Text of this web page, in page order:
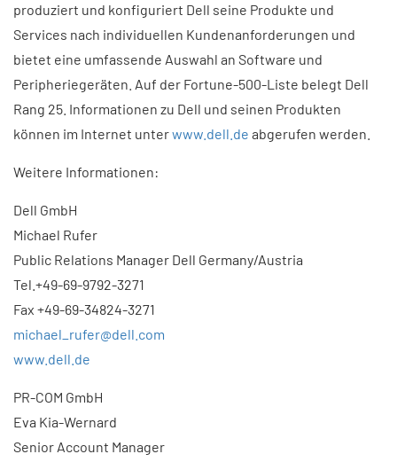
produziert und konfiguriert Dell seine Produkte und
Services nach individuellen Kundenanforderungen und
bietet eine umfassende Auswahl an Software und
Peripheriegeräten. Auf der Fortune-500-Liste belegt Dell
Rang 25. Informationen zu Dell und seinen Produkten
können im Internet unterwww.dell.de abgerufen werden.
Weitere Informationen:
Dell GmbH
Michael Rufer
Public Relations Manager Dell Germany/Austria
Tel.+49-69-9792-3271
Fax +49-69-34824-3271
michael_rufer@dell.com
www.dell.de
PR-COM GmbH
Eva Kia-Wernard
Senior Account Manager